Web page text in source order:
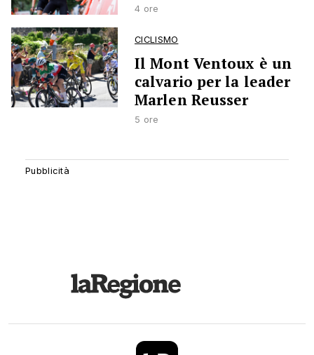
4 ore
CICLISMO
Il Mont Ventoux è un
calvario per la leader
Marlen Reusser
5 ore